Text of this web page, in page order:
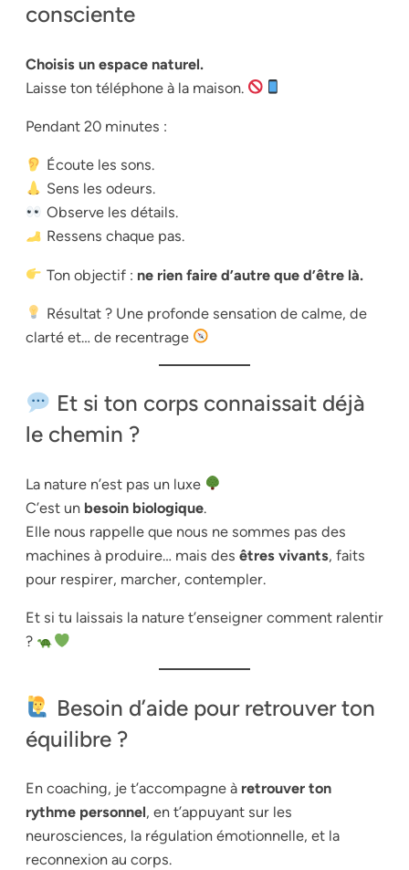
consciente
Choisis un espace naturel.
Laisse ton téléphone à la maison.
Pendant 20 minutes :
Écoute les sons.
Sens les odeurs.
Observe les détails.
Ressens chaque pas.
Ton objectif : ne rien faire d’autre que d’être là.
Résultat ? Une profonde sensation de calme, de
clarté et… de recentrage
Et si ton corps connaissait déjà
le chemin ?
La nature n’est pas un luxe
C’est un besoin biologique.
Elle nous rappelle que nous ne sommes pas des
machines à produire… mais des êtres vivants, faits
pour respirer, marcher, contempler.
Et si tu laissais la nature t’enseigner comment ralentir
?
Besoin d’aide pour retrouver ton
équilibre ?
En coaching, je t’accompagne à retrouver ton
rythme personnel, en t’appuyant sur les
neurosciences, la régulation émotionnelle, et la
reconnexion au corps.